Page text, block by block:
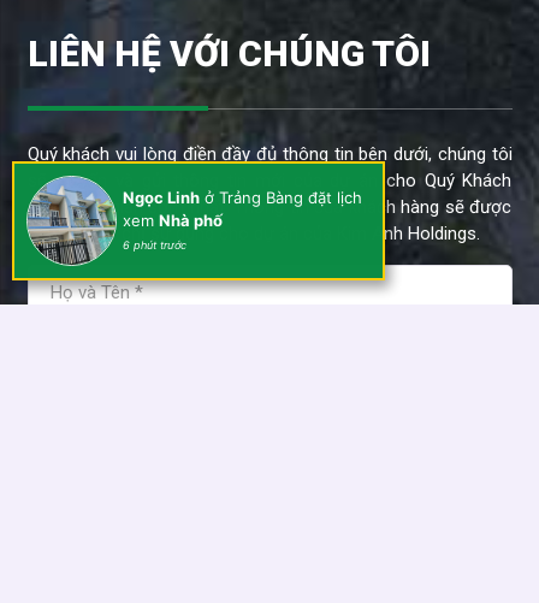
LIÊN HỆ VỚI CHÚNG TÔI
Quý khách vui lòng điền đầy đủ thông tin bên dưới, chúng tôi
sẽ tư vấn và gửi thông tin mới của dự án cho Quý Khách
trong thời gian sớm nhất. Thông tin của khách hàng sẽ được
bảo mật và chỉ sử dụng cho dự án của Kim Anh Holdings.
Ngọc Linh ở Trảng Bàng đặt lịch
xem Nhà phố
6 phút trước